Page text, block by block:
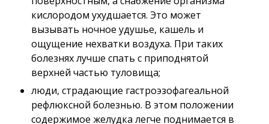
кислородом ухудшается. Это может
вызывать ночное удушье, кашель и
ощущение нехватки воздуха. При таких
болезнях лучше спать с приподнятой
верхней частью туловища;
люди, страдающие гастроэзофагеальной
рефлюксной болезнью. В этом положении
содержимое желудка легче поднимается в